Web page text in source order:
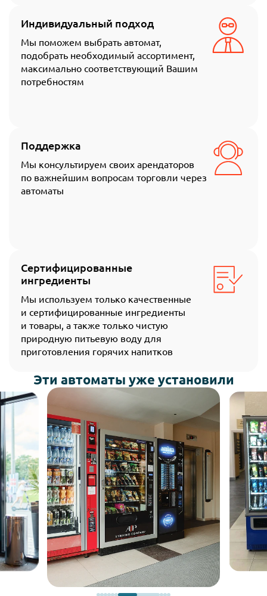
Индивидуальный подход
Мы поможем выбрать автомат,
подобрать необходимый ассортимент,
максимально соответствующий Вашим
потребностям
Поддержка
Мы консультируем своих арендаторов
по важнейшим вопросам торговли через
автоматы
Сертифицированные
ингредиенты
Мы используем только качественные
и сертифицированные ингредиенты
и товары, а также только чистую
природную питьевую воду для
приготовления горячих напитков
Эти автоматы уже установили